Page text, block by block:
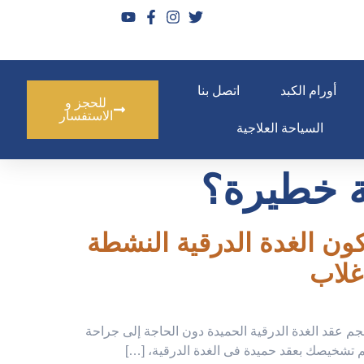
أورام الكبد اتصل بنا
السياحة العلاجية
للحجز و
الاستفسار
خطيرة؟
الحرارى بدون جراحة 2026، متى تكون الغدة الدرقية النشطة
عقد الغدة الدرقية الحميدة دون الحاجة إلى جراحة
تشخيصك بعقد حميدة فى الغدة الدرقية، […]